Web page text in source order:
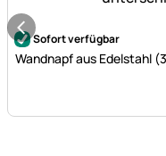
Noch keine
Sofort verfügbar
Wandnapf aus Edelstahl